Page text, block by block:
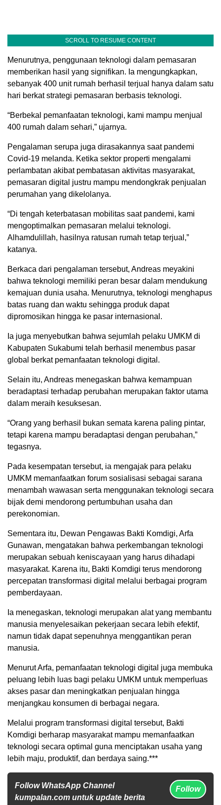
SCROLL TO RESUME CONTENT
Menurutnya, penggunaan teknologi dalam pemasaran
memberikan hasil yang signifikan. Ia mengungkapkan,
sebanyak 400 unit rumah berhasil terjual hanya dalam satu
hari berkat strategi pemasaran berbasis teknologi.
“Berbekal pemanfaatan teknologi, kami mampu menjual
400 rumah dalam sehari,” ujarnya.
Pengalaman serupa juga dirasakannya saat pandemi
Covid-19 melanda. Ketika sektor properti mengalami
perlambatan akibat pembatasan aktivitas masyarakat,
pemasaran digital justru mampu mendongkrak penjualan
perumahan yang dikelolanya.
“Di tengah keterbatasan mobilitas saat pandemi, kami
mengoptimalkan pemasaran melalui teknologi.
Alhamdulillah, hasilnya ratusan rumah tetap terjual,”
katanya.
Berkaca dari pengalaman tersebut, Andreas meyakini
bahwa teknologi memiliki peran besar dalam mendukung
kemajuan dunia usaha. Menurutnya, teknologi menghapus
batas ruang dan waktu sehingga produk dapat
dipromosikan hingga ke pasar internasional.
Ia juga menyebutkan bahwa sejumlah pelaku UMKM di
Kabupaten Sukabumi telah berhasil menembus pasar
global berkat pemanfaatan teknologi digital.
Selain itu, Andreas menegaskan bahwa kemampuan
beradaptasi terhadap perubahan merupakan faktor utama
dalam meraih kesuksesan.
“Orang yang berhasil bukan semata karena paling pintar,
tetapi karena mampu beradaptasi dengan perubahan,”
tegasnya.
Pada kesempatan tersebut, ia mengajak para pelaku
UMKM memanfaatkan forum sosialisasi sebagai sarana
menambah wawasan serta menggunakan teknologi secara
bijak demi mendorong pertumbuhan usaha dan
perekonomian.
Sementara itu, Dewan Pengawas Bakti Komdigi, Arfa
Gunawan, mengatakan bahwa perkembangan teknologi
merupakan sebuah keniscayaan yang harus dihadapi
masyarakat. Karena itu, Bakti Komdigi terus mendorong
percepatan transformasi digital melalui berbagai program
pemberdayaan.
Ia menegaskan, teknologi merupakan alat yang membantu
manusia menyelesaikan pekerjaan secara lebih efektif,
namun tidak dapat sepenuhnya menggantikan peran
manusia.
Menurut Arfa, pemanfaatan teknologi digital juga membuka
peluang lebih luas bagi pelaku UMKM untuk memperluas
akses pasar dan meningkatkan penjualan hingga
menjangkau konsumen di berbagai negara.
Melalui program transformasi digital tersebut, Bakti
Komdigi berharap masyarakat mampu memanfaatkan
teknologi secara optimal guna menciptakan usaha yang
lebih maju, produktif, dan berdaya saing.***
Follow WhatsApp Channel
kumpalan.com untuk update berita
Follow